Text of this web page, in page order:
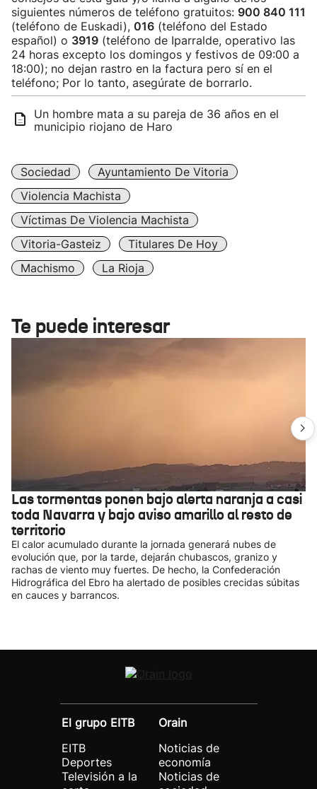
siguientes números de teléfono gratuitos: 900 840 111
(teléfono de Euskadi), 016 (teléfono del Estado
español) o 3919 (teléfono de Iparralde, operativo las
24 horas excepto los domingos y festivos de 09:00 a
18:00); no dejan rastro en la factura pero sí en el
teléfono; Por lo tanto, asegúrate de borrarlo.
Un hombre mata a su pareja de 36 años en el
municipio riojano de Haro
Sociedad
Ayuntamiento De Vitoria
Violencia Machista
Víctimas De Violencia Machista
Vitoria-Gasteiz
Titulares De Hoy
Machismo
La Rioja
Te puede interesar
Las tormentas ponen bajo alerta naranja a casi
toda Navarra y bajo aviso amarillo al resto de
territorio
El calor acumulado durante la jornada generará nubes de
evolución que, por la tarde, dejarán chubascos, granizo y
rachas de viento muy fuertes. De hecho, la Confederación
Hidrográfica del Ebro ha alertado de posibles crecidas súbitas
en cauces y barrancos.
El grupo EITB
EITB
Deportes
Televisión a la
Orain
Noticias de
economía
Noticias de